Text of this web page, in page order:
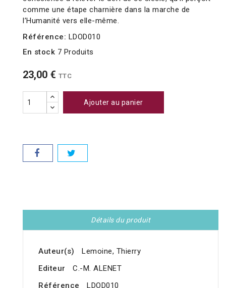
comme une étape charnière dans la marche de
l’Humanité vers elle-même.
Référence: LDOD010
En stock 7 Produits
23,00 € TTC
Ajouter au panier
Détails du produit
Auteur(s)
Lemoine, Thierry
Editeur
C.-M. ALENET
Référence
LDOD010